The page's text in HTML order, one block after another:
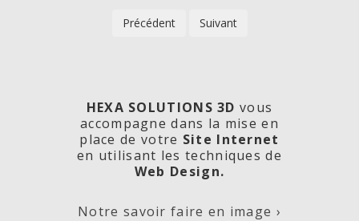
Les
Précédent Suivant
HEXA SOLUTIONS 3D vous
accompagne dans la mise en
place de votre Site Internet
en utilisant les techniques de
Web Design.
Notre savoir faire en image ›